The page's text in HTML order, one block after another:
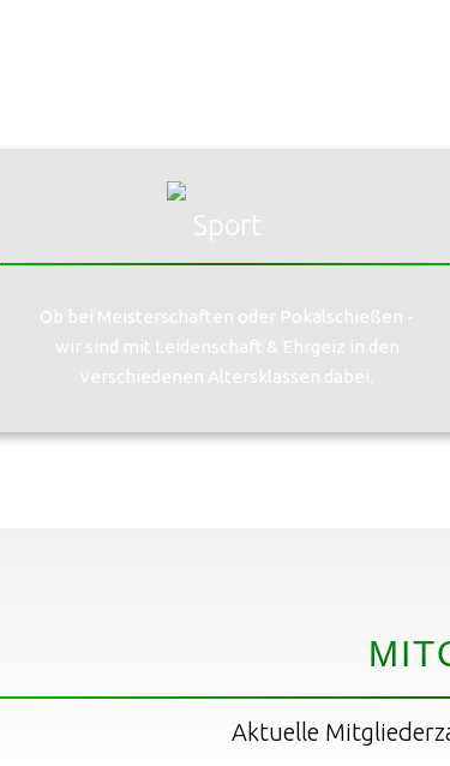
Sport
Ob bei Meisterschaften oder Pokalschießen -
wir sind mit Leidenschaft & Ehrgeiz in den
verschiedenen Altersklassen dabei.
Aktuelle